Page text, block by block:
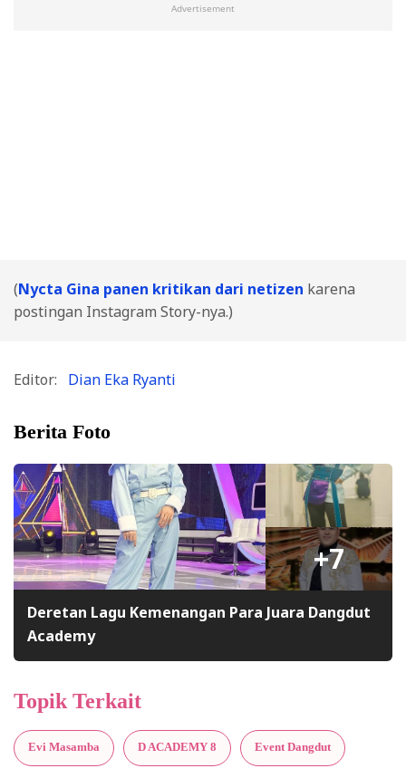
Advertisement
(Nycta Gina panen kritikan dari netizen karena
postingan Instagram Story-nya.)
Editor: Dian Eka Ryanti
Berita Foto
+7
Deretan Lagu Kemenangan Para Juara Dangdut
Academy
Topik Terkait
Evi Masamba D ACADEMY 8 Event Dangdut